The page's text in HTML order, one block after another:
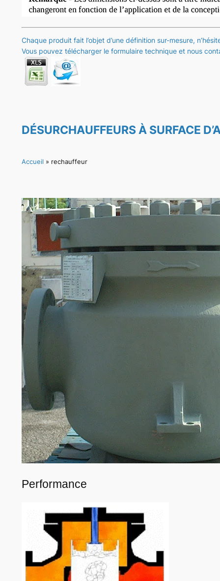
Chaque produit fait l’objet d’une définition sur-mesure,
Vous pouvez télécharger le formulaire technique et nous
DÉSURCHAUFFEURS À SURFACE
Accueil » rechauffeur
Performance